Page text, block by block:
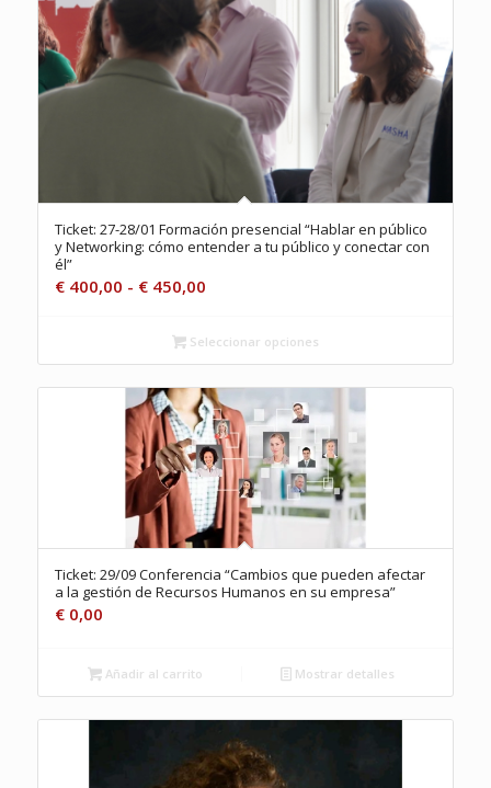
Ticket: 27-28/01 Formación presencial “Hablar en público
y Networking: cómo entender a tu público y conectar con
él”
€400,00 - €450,00Rango
precios:
desde
€ 400,00
hasta
€ 450,00
Seleccionar opciones
Ticket: 29/09 Conferencia “Cambios que pueden afectar
a la gestión de Recursos Humanos en su empresa”
€0,00
Añadir al carrito Mostrar detalles